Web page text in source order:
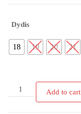
Dydis
18 19 20 21
R911760082
Weestep
Add to cart